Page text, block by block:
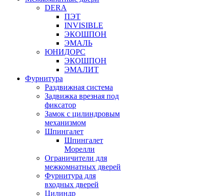
DERA
ПЭТ
INVISIBLE
ЭКОШПОН
ЭМАЛЬ
ЮНИДОРС
ЭКОШПОН
ЭМАЛИТ
Фурнитура
Раздвижная система
Задвижка врезная под
фиксатор
Замок с цилиндровым
механизмом
Шпингалет
Шпингалет
Морелли
Ограничители для
межкомнатных дверей
Фурнитура для
входных дверей
Цилиндр